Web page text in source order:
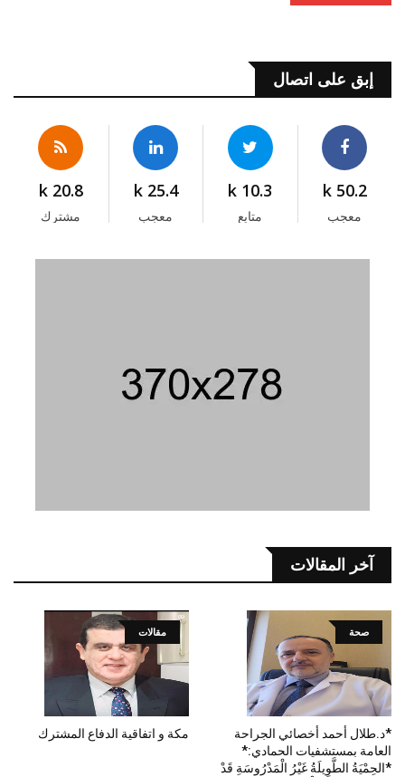
إبق على اتصال
50.2 k
معجب
10.3 k
متابع
25.4 k
معجب
20.8 k
مشترك
آخر المقالات
صحة
*د.طلال أحمد أخصائي الجراحة
العامة بمستشفيات الحمادي:*
*الحِمْيَةُ الطَّوِيلَةُ غَيْرُ الْمَدْرُوسَةِ قَدْ
مقالات
مكة و اتفاقية الدفاع المشترك